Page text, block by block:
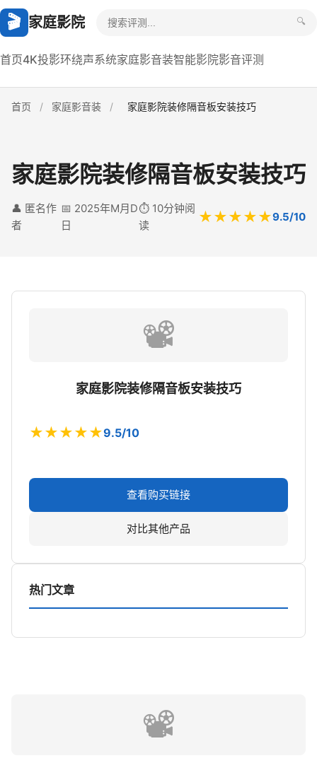
🎬 家庭影院
首页4K投影环绕声系统家庭影音装智能影院影音评测
🔍
首页 / 家庭影音装 / 家庭影院装修隔音板安装技巧
家庭影院装修隔音板安装技巧
👤 匿名作
者
📅 2025年M月D
日
⏱️ 10分钟阅
读
★★★★★9.5/10
📽️
📽️
家庭影院装修隔音板安装技巧
★★★★★9.5/10
查看购买链接
对比其他产品
热门文章